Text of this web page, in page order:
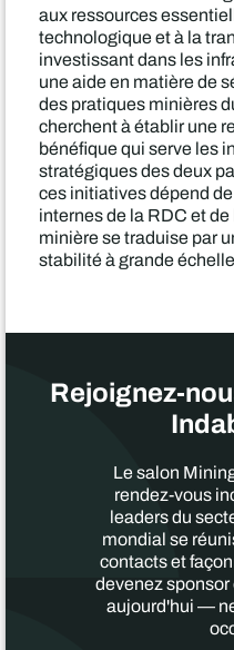
aux ressources
technologique et à la
investissant dans les
une aide en matière de
des pratiques minières
cherchent à établir une
bénéfique qui serve les
stratégiques des deux
ces initiatives dépend
internes de la RDC et
minière se traduise par
stabilité à grande
Rejoignez-
Le salon
rendez-vous
leaders du
mondial se
contacts et
devenez
aujourd'hui —